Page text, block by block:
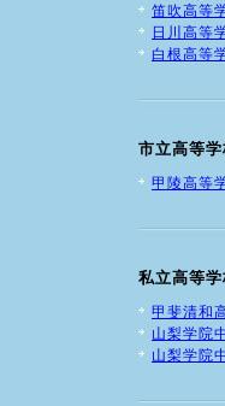
笛吹高等
日川高等
白根高等
市立高等学
甲陵高等
私立高等学
甲斐清和
山梨学院
山梨学院